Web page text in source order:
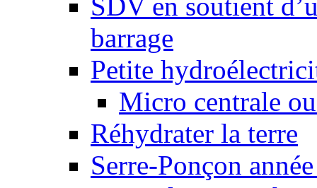
SDV en soutient
barrage
Petite
Micro centrale
Réhydrater la terre
Serre-Ponçon